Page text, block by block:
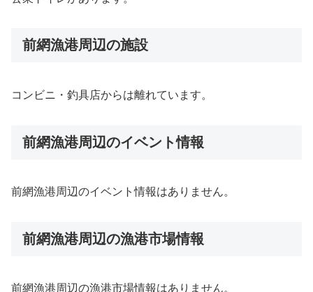
前網漁港周辺の施設
コンビニ・釣具店からは離れています。
前網漁港周辺のイベント情報
前網漁港周辺のイベント情報はありません。
前網漁港周辺の漁港市場情報
前網漁港周辺の漁港市場情報はありません。